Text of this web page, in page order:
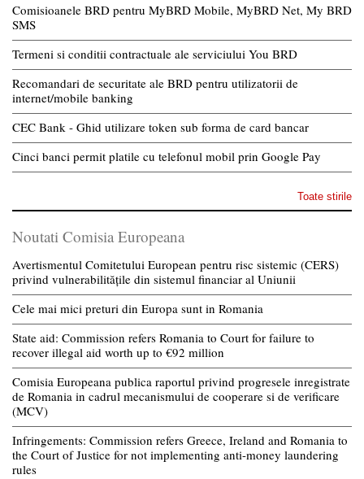
Comisioanele BRD pentru MyBRD Mobile, MyBRD Net, My BRD
SMS
Termeni si conditii contractuale ale serviciului You BRD
Recomandari de securitate ale BRD pentru utilizatorii de
internet/mobile banking
CEC Bank - Ghid utilizare token sub forma de card bancar
Cinci banci permit platile cu telefonul mobil prin Google Pay
Toate stirile
Noutati Comisia Europeana
Avertismentul Comitetului European pentru risc sistemic (CERS)
privind vulnerabilitățile din sistemul financiar al Uniunii
Cele mai mici preturi din Europa sunt in Romania
State aid: Commission refers Romania to Court for failure to
recover illegal aid worth up to €92 million
Comisia Europeana publica raportul privind progresele inregistrate
de Romania in cadrul mecanismului de cooperare si de verificare
(MCV)
Infringements: Commission refers Greece, Ireland and Romania to
the Court of Justice for not implementing anti-money laundering
rules